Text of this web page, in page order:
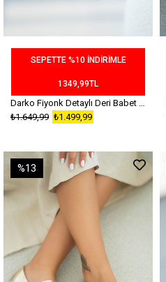
SEPETTE %10 İNDİRİMLE
1349,99TL
Darko Fiyonk Detaylı Deri Babet Bej
₺1.499,99
₺1.649,99
%13